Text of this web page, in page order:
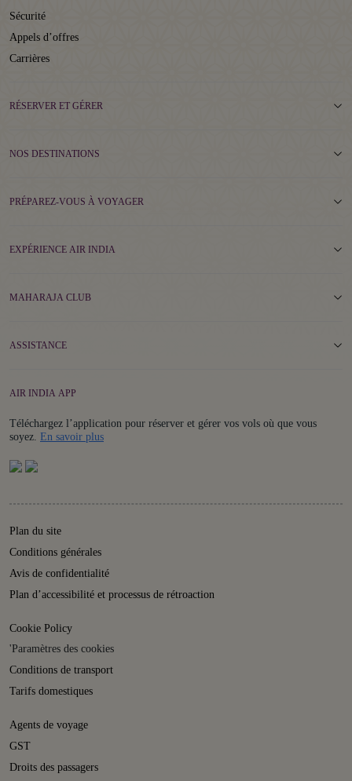
Sécurité
Appels d’offres
Carrières
RÉSERVER ET GÉRER
NOS DESTINATIONS
PRÉPAREZ-VOUS À VOYAGER
EXPÉRIENCE AIR INDIA
MAHARAJA CLUB
ASSISTANCE
AIR INDIA APP
Téléchargez l’application pour réserver et gérer vos vols où que vous
soyez. En savoir plusDetails
Plan du site
Conditions générales
Avis de confidentialité
Plan d’accessibilité et processus de rétroaction
Cookie Policy
'Paramètres des cookies
Conditions de transport
Tarifs domestiques
Agents de voyage
GST
Droits des passagers